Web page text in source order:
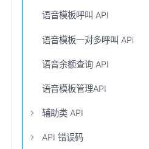
语音模板呼叫 API
语音模板一对多呼叫 APi
语音余额查询 API
语音模板管理API
辅助类 API
API 错误码